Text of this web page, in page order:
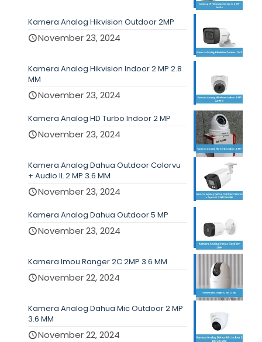
Kamera Analog Hikvision Outdoor 2MP
November 23, 2024
Kamera Analog Hikvision Indoor 2 MP 2.8
MM
November 23, 2024
Kamera Analog HD Turbo Indoor 2 MP
November 23, 2024
Kamera Analog Dahua Outdoor Colorvu
+ Audio IL 2 MP 3.6 MM
November 23, 2024
Kamera Analog Dahua Outdoor 5 MP
November 23, 2024
Kamera Imou Ranger 2C 2MP 3.6 MM
November 22, 2024
Kamera Analog Dahua Mic Outdoor 2 MP
3.6 MM
November 22, 2024